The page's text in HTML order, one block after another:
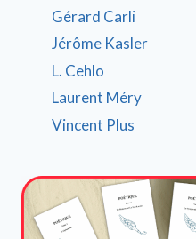
Gérard Carli
Jérôme Kasler
L. Cehlo
Laurent Méry
Vincent Plus